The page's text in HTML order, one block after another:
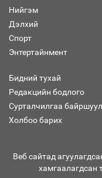
Нийгэм
Дэлхий
Спорт
Энтертайнмент
Бидний тухай
Редакцийн бодлого
Сурталчилгаа
Холбоо барих
Веб сайтад
хамгаалагдсан